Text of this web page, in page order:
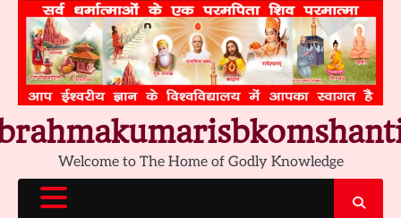
content
Welcome to The Home of Godly Knowledge